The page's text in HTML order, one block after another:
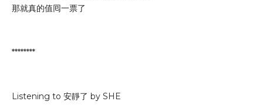
那就真的值囘一票了
********
Listening to 安靜了 by SHE